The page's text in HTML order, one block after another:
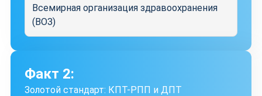
Всемирная организация здравоохранения
(ВОЗ)
Факт 2:
Золотой стандарт: КПТ-РПП и ДПТ